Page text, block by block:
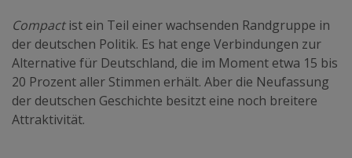
Compactist ein Teil einer wachsenden Randgruppe in
der deutschen Politik. Es hat enge Verbindungen zur
Alternative für Deutschland, die im Moment etwa 15 bis
20 Prozent aller Stimmen erhält. Aber die Neufassung
der deutschen Geschichte besitzt eine noch breitere
Attraktivität.